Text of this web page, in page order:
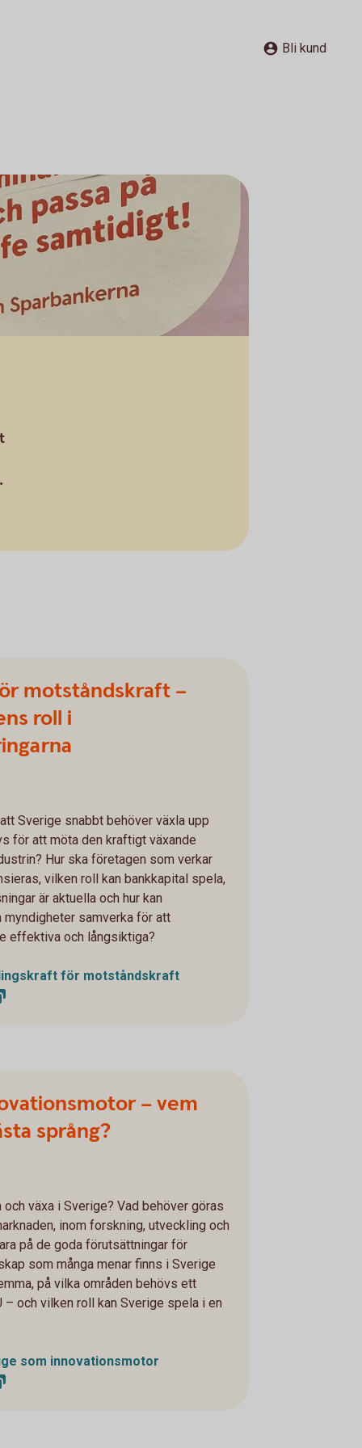
Bli kund
motståndskraft –
roll i
Sverige snabbt behöver växla upp
för att möta den kraftigt växande
Hur ska företagen som verkar
vilken roll kan bankkapital spela,
är aktuella och hur kan
samverka för att
effektiva och långsiktiga?
för motståndskraft
– vem
språng?
växa i Sverige? Vad behöver göras
inom forskning, utveckling och
på de goda förutsättningar för
som många menar finns i Sverige
på vilka områden behövs ett
– och vilken roll kan Sverige spela i en
som innovationsmotor